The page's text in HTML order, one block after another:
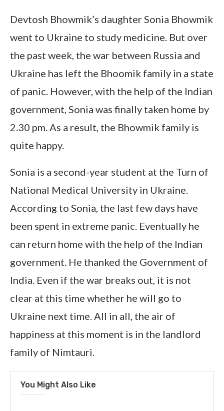
Devtosh Bhowmik’s daughter Sonia Bhowmik
went to Ukraine to study medicine. But over
the past week, the war between Russia and
Ukraine has left the Bhoomik family in a state
of panic. However, with the help of the Indian
government, Sonia was finally taken home by
2.30 pm. As a result, the Bhowmik family is
quite happy.
Sonia is a second-year student at the Turn of
National Medical University in Ukraine.
According to Sonia, the last few days have
been spent in extreme panic. Eventually he
can return home with the help of the Indian
government. He thanked the Government of
India. Even if the war breaks out, it is not
clear at this time whether he will go to
Ukraine next time. All in all, the air of
happiness at this moment is in the landlord
family of Nimtauri.
You Might Also Like